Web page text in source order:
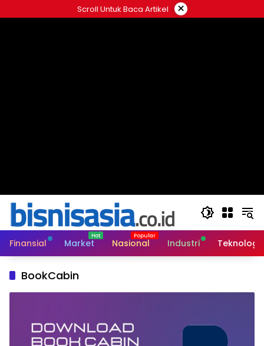
ke
Scroll Untuk Baca Artikel ×
Finansial Market Nasional Industri Teknologi
BookCabin